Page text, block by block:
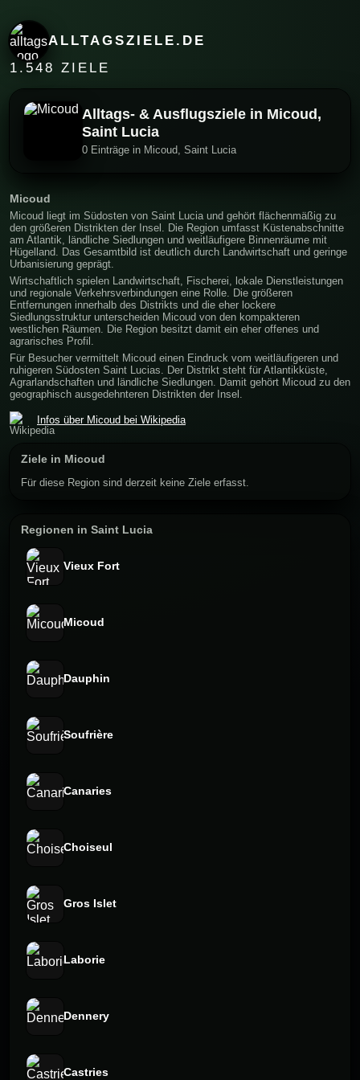
ALLTAGSZIELE.DE
1.548 ZIELE
Alltags- & Ausflugsziele in Micoud,
Saint Lucia
0 Einträge in Micoud, Saint Lucia
Micoud
Micoud liegt im Südosten von Saint Lucia und gehört flächenmäßig zu
den größeren Distrikten der Insel. Die Region umfasst Küstenabschnitte
am Atlantik, ländliche Siedlungen und weitläufigere Binnenräume mit
Hügelland. Das Gesamtbild ist deutlich durch Landwirtschaft und geringe
Urbanisierung geprägt.
Wirtschaftlich spielen Landwirtschaft, Fischerei, lokale Dienstleistungen
und regionale Verkehrsverbindungen eine Rolle. Die größeren
Entfernungen innerhalb des Distrikts und die eher lockere
Siedlungsstruktur unterscheiden Micoud von den kompakteren
westlichen Räumen. Die Region besitzt damit ein eher offenes und
agrarisches Profil.
Für Besucher vermittelt Micoud einen Eindruck vom weitläufigeren und
ruhigeren Südosten Saint Lucias. Der Distrikt steht für Atlantikküste,
Agrarlandschaften und ländliche Siedlungen. Damit gehört Micoud zu den
geographisch ausgedehnteren Distrikten der Insel.
Infos über Micoud bei Wikipedia
Ziele in Micoud
Für diese Region sind derzeit keine Ziele erfasst.
Regionen in Saint Lucia
Vieux Fort
Micoud
Dauphin
Soufrière
Canaries
Choiseul
Gros Islet
Laborie
Dennery
Castries